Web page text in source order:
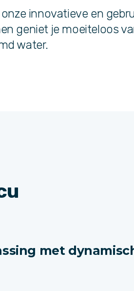
onze innovatieve en
geniet je moeiteloos
water.
met